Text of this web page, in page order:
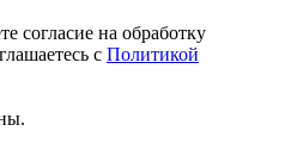
согласие на обработку
с Политикой